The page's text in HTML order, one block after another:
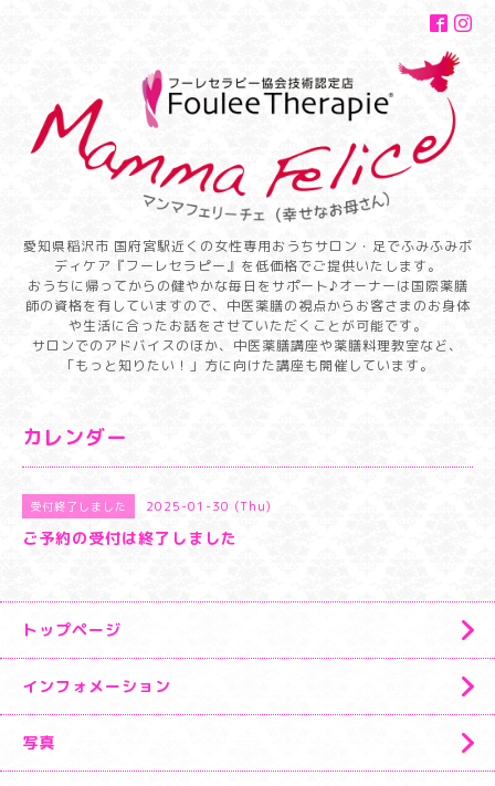
愛知県稲沢市 国府宮駅近くの女性専用おうちサロン・足でふみふみボ
ディケア『フーレセラピー』を低価格でご提供いたします。
おうちに帰ってからの健やかな毎日をサポート♪オーナーは国際薬膳
師の資格を有していますので、中医薬膳の視点からお客さまのお身体
や生活に合ったお話をさせていただくことが可能です。
サロンでのアドバイスのほか、中医薬膳講座や薬膳料理教室など、
「もっと知りたい！」方に向けた講座も開催しています。
カレンダー
受付終了しました 2025-01-30 (Thu)
ご予約の受付は終了しました
トップページ
インフォメーション
写真